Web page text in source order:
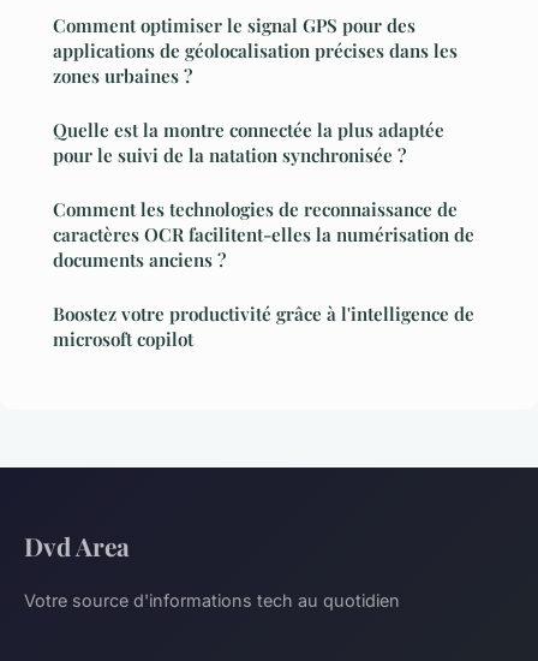
Comment optimiser le signal GPS pour des
applications de géolocalisation précises dans les
zones urbaines ?
Quelle est la montre connectée la plus adaptée
pour le suivi de la natation synchronisée ?
Comment les technologies de reconnaissance de
caractères OCR facilitent-elles la numérisation de
documents anciens ?
Boostez votre productivité grâce à l'intelligence de
microsoft copilot
Dvd Area
Votre source d'informations tech au quotidien